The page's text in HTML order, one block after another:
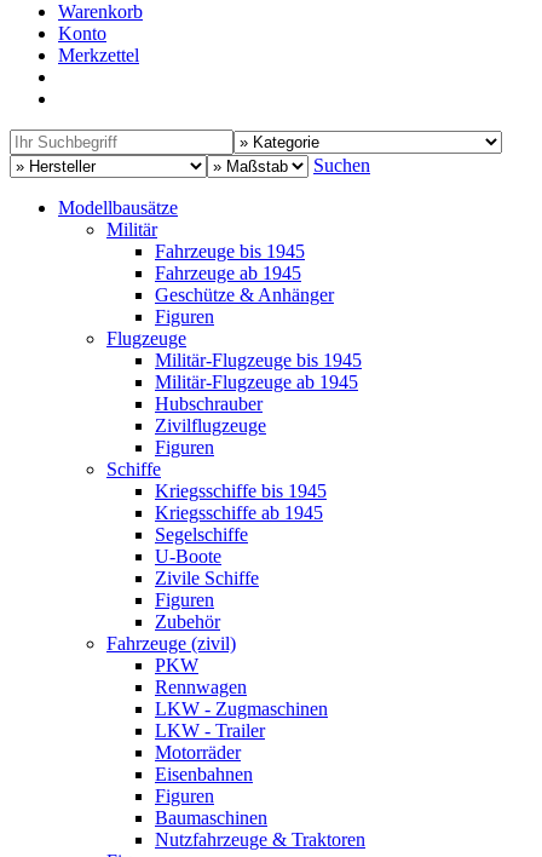
Warenkorb
Konto
Merkzettel
Suchen
Modellbausätze
Militär
Fahrzeuge bis 1945
Fahrzeuge ab 1945
Geschütze & Anhänger
Figuren
Flugzeuge
Militär-Flugzeuge bis 1945
Militär-Flugzeuge ab 1945
Hubschrauber
Zivilflugzeuge
Figuren
Schiffe
Kriegsschiffe bis 1945
Kriegsschiffe ab 1945
Segelschiffe
U-Boote
Zivile Schiffe
Figuren
Zubehör
Fahrzeuge (zivil)
PKW
Rennwagen
LKW - Zugmaschinen
LKW - Trailer
Motorräder
Eisenbahnen
Figuren
Baumaschinen
Nutzfahrzeuge & Traktoren